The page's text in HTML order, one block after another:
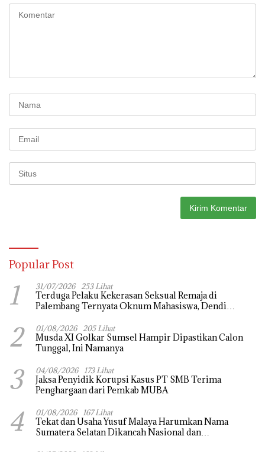
Popular Post
1 31/07/2026 253 Lihat
Terduga Pelaku Kekerasan Seksual Remaja di
Palembang Ternyata Oknum Mahasiswa, Dendi
2 01/08/2026 205 Lihat
Musda XI Golkar Sumsel Hampir Dipastikan Calon
Tunggal, Ini Namanya
3 04/08/2026 173 Lihat
Jaksa Penyidik Korupsi Kasus PT SMB Terima
Penghargaan dari Pemkab MUBA
4 01/08/2026 167 Lihat
Tekat dan Usaha Yusuf Malaya Harumkan Nama
Sumatera Selatan Dikancah Nasional dan